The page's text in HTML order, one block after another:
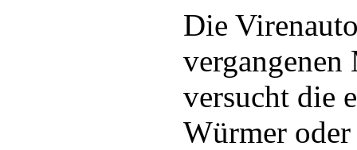
Die
versucht die
Würmer oder